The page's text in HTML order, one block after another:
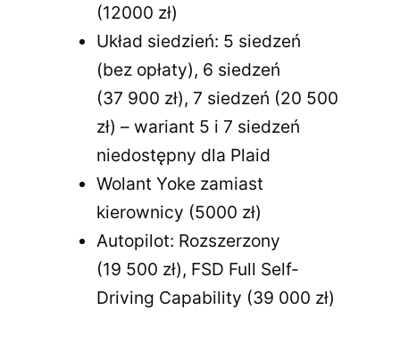
(12000 zł)
Układ siedzień: 5 siedzeń
(bez opłaty), 6 siedzeń
(37 900 zł), 7 siedzeń (20 500
zł) – wariant 5 i 7 siedzeń
niedostępny dla Plaid
Wolant Yoke zamiast
kierownicy (5000 zł)
Autopilot: Rozszerzony
(19 500 zł), FSD Full Self-
Driving Capability (39 000 zł)